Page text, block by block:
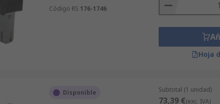
Código RS 176-1746
Hoja
Disponible Subtotal (1 unidad)
73,39 €(exc. IVA)